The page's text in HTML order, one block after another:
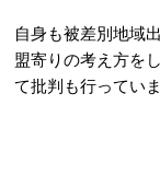
自身も被差別地域
盟寄りの考え方を
て批判も行っていま